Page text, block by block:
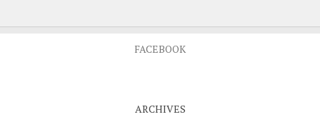
FACEBOOK
ARCHIVES